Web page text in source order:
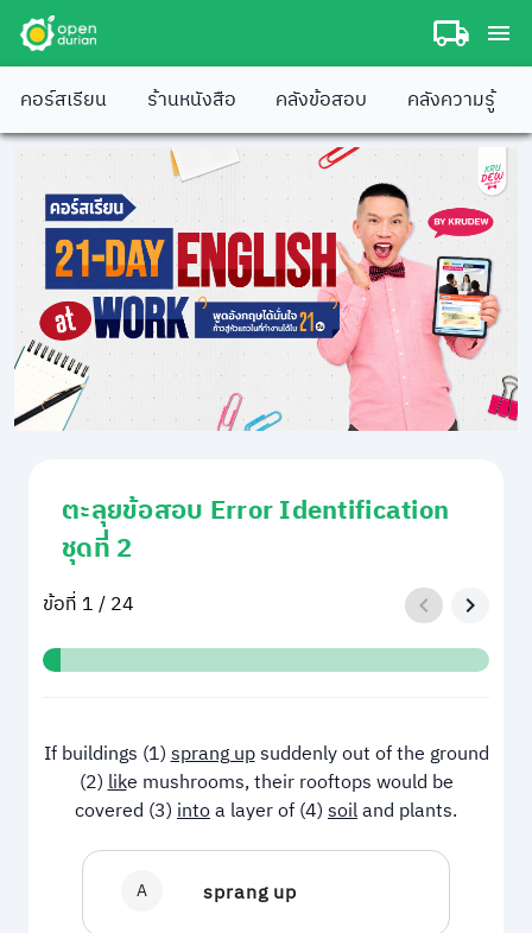
คอร์สเรียน ร้านหนังสือ คลังข้อสอบ คลังความรู้
ตะลุยข้อสอบ Error Identification
ชุดที่ 2
ข้อที่ 1 / 24
If buildings (1)sprang upsuddenly out of the ground
(2)like mushrooms, their rooftops would be
covered (3)intoa layer of (4)soiland plants.
A sprang up